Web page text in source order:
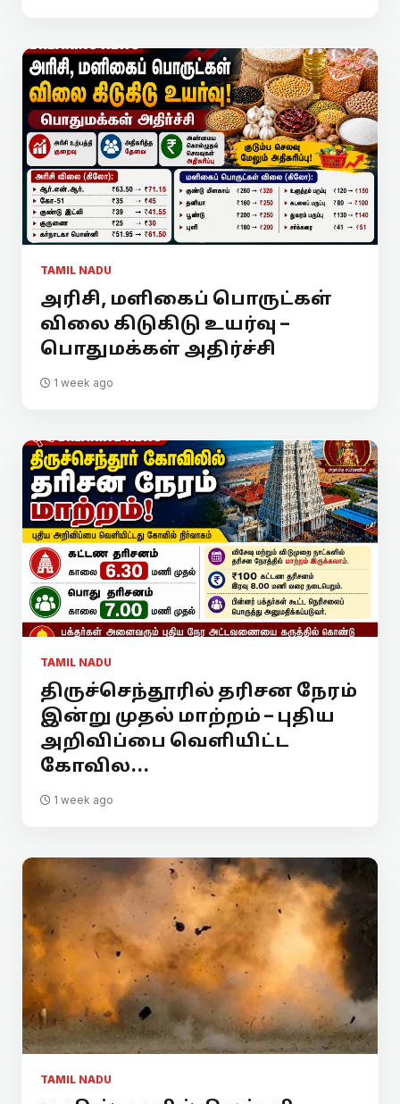
TAMIL NADU
அரிசி, மளிகைப் பொருட்கள்
விலை கிடுகிடு உயர்வு –
பொதுமக்கள் அதிர்ச்சி
1 week ago
TAMIL NADU
திருச்செந்தூரில் தரிசன நேரம்
இன்று முதல் மாற்றம் – புதிய
அறிவிப்பை வெளியிட்ட
கோவில...
1 week ago
TAMIL NADU